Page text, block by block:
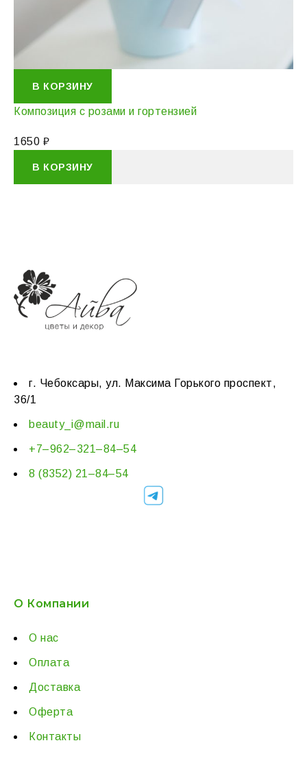
В КОРЗИНУ
Композиция с розами и гортензией
1650 ₽
В КОРЗИНУ
г. Чебоксары, ул. Максима Горького проспект,
36/1
beauty_i@mail.ru
+7–962–321–84–54
8 (8352) 21–84–54
О Компании
О нас
Оплата
Доставка
Оферта
Контакты